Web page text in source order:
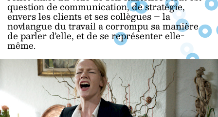
question de communication, de stratégie,
envers les clients et ses collègues – la
novlangue du travail a corrompu sa manière
de parler d’elle, et de se représenter elle-
même.